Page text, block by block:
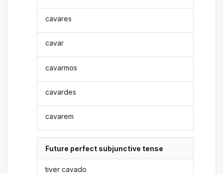
cavares
cavar
cavarmos
cavardes
cavarem
Future perfect subjunctive tense
tiver cavado